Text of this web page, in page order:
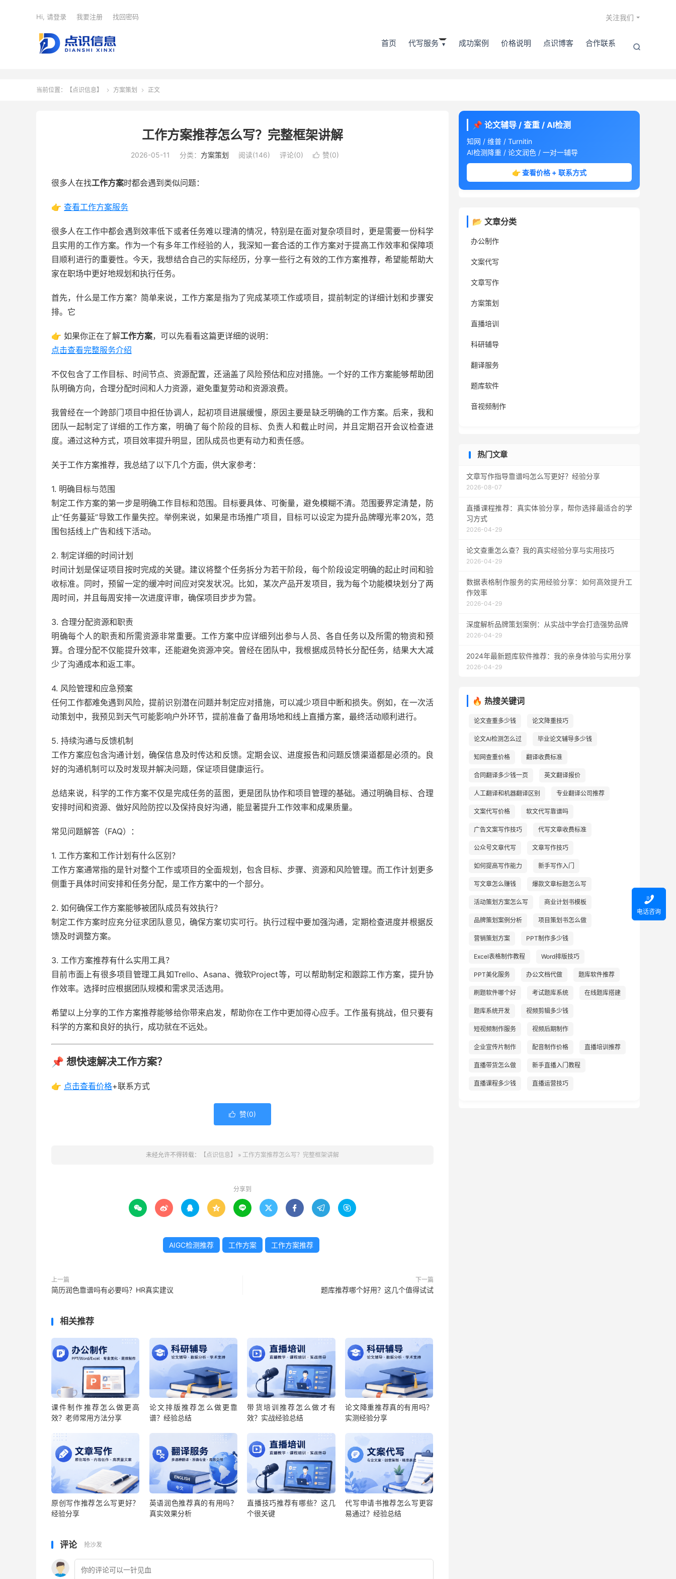
首页 代写服务 成功案例 价格说明 点识博客 合作联系 
关注我们
Hi, 请登录 我要注册 找回密码
当前位置： 【点识信息】  方案策划  正文
工作方案推荐怎么写？完整框架讲解
2026-05-11 分类： 方案策划 阅读(146) 评论(0)  赞(0)
很多人在找工作方案时都会遇到类似问题：
👉 查看工作方案服务
很多人在工作中都会遇到效率低下或者任务难以理清的情况，特别是在面对复杂项目时，更是需要一份科学
且实用的工作方案。作为一个有多年工作经验的人，我深知一套合适的工作方案对于提高工作效率和保障项
目顺利进行的重要性。今天，我想结合自己的实际经历，分享一些行之有效的工作方案推荐，希望能帮助大
家在职场中更好地规划和执行任务。
首先，什么是工作方案？简单来说，工作方案是指为了完成某项工作或项目，提前制定的详细计划和步骤安
排。它
👉 如果你正在了解工作方案，可以先看看这篇更详细的说明：
点击查看完整服务介绍
不仅包含了工作目标、时间节点、资源配置，还涵盖了风险预估和应对措施。一个好的工作方案能够帮助团
队明确方向，合理分配时间和人力资源，避免重复劳动和资源浪费。
我曾经在一个跨部门项目中担任协调人，起初项目进展缓慢，原因主要是缺乏明确的工作方案。后来，我和
团队一起制定了详细的工作方案，明确了每个阶段的目标、负责人和截止时间，并且定期召开会议检查进
度。通过这种方式，项目效率提升明显，团队成员也更有动力和责任感。
关于工作方案推荐，我总结了以下几个方面，供大家参考：
1. 明确目标与范围
制定工作方案的第一步是明确工作目标和范围。目标要具体、可衡量，避免模糊不清。范围要界定清楚，防
止“任务蔓延”导致工作量失控。举例来说，如果是市场推广项目，目标可以设定为提升品牌曝光率20%，范
围包括线上广告和线下活动。
2. 制定详细的时间计划
时间计划是保证项目按时完成的关键。建议将整个任务拆分为若干阶段，每个阶段设定明确的起止时间和验
收标准。同时，预留一定的缓冲时间应对突发状况。比如，某次产品开发项目，我为每个功能模块划分了两
周时间，并且每周安排一次进度评审，确保项目步步为营。
3. 合理分配资源和职责
明确每个人的职责和所需资源非常重要。工作方案中应详细列出参与人员、各自任务以及所需的物资和预
算。合理分配不仅能提升效率，还能避免资源冲突。曾经在团队中，我根据成员特长分配任务，结果大大减
少了沟通成本和返工率。
4. 风险管理和应急预案
任何工作都难免遇到风险，提前识别潜在问题并制定应对措施，可以减少项目中断和损失。例如，在一次活
动策划中，我预见到天气可能影响户外环节，提前准备了备用场地和线上直播方案，最终活动顺利进行。
5. 持续沟通与反馈机制
工作方案应包含沟通计划，确保信息及时传达和反馈。定期会议、进度报告和问题反馈渠道都是必须的。良
好的沟通机制可以及时发现并解决问题，保证项目健康运行。
总结来说，科学的工作方案不仅是完成任务的蓝图，更是团队协作和项目管理的基础。通过明确目标、合理
安排时间和资源、做好风险防控以及保持良好沟通，能显著提升工作效率和成果质量。
常见问题解答（FAQ）：
1. 工作方案和工作计划有什么区别？
工作方案通常指的是针对整个工作或项目的全面规划，包含目标、步骤、资源和风险管理。而工作计划更多
侧重于具体时间安排和任务分配，是工作方案中的一个部分。
2. 如何确保工作方案能够被团队成员有效执行？
制定工作方案时应充分征求团队意见，确保方案切实可行。执行过程中要加强沟通，定期检查进度并根据反
馈及时调整方案。
3. 工作方案推荐有什么实用工具？
目前市面上有很多项目管理工具如Trello、Asana、微软Project等，可以帮助制定和跟踪工作方案，提升协
作效率。选择时应根据团队规模和需求灵活选用。
希望以上分享的工作方案推荐能够给你带来启发，帮助你在工作中更加得心应手。工作虽有挑战，但只要有
科学的方案和良好的执行，成功就在不远处。
📌 想快速解决工作方案？
👉 点击查看价格+联系方式
 赞(0)
未经允许不得转载： 【点识信息】 » 工作方案推荐怎么写？完整框架讲解
分享到
        
AIGC检测推荐 工作方案 工作方案推荐
上一篇
简历润色靠谱吗有必要吗？HR真实建议
下一篇
题库推荐哪个好用？这几个值得试试
相关推荐
课件制作推荐怎么做更高
效？老师常用方法分享
论文排版推荐怎么做更靠
谱？经验总结
带货培训推荐怎么做才有
效？实战经验总结
论文降重推荐真的有用吗？
实测经验分享
原创写作推荐怎么写更好？
经验分享
英语润色推荐真的有用吗？
真实效果分析
直播技巧推荐有哪些？这几
个很关键
代写申请书推荐怎么写更容
易通过？经验总结
评论 抢沙发
📌 论文辅导 / 查重 / AI检测
知网 / 维普 / Turnitin
AI检测降重 / 论文润色 / 一对一辅导
👉 查看价格 + 联系方式
📂 文章分类
办公制作
文案代写
文章写作
方案策划
直播培训
科研辅导
翻译服务
题库软件
音视频制作
热门文章
文章写作指导靠谱吗怎么写更好？经验分享
2026-08-07
直播课程推荐：真实体验分享，帮你选择最适合的学
习方式
2026-04-29
论文查重怎么查？我的真实经验分享与实用技巧
2026-04-29
数据表格制作服务的实用经验分享：如何高效提升工
作效率
2026-04-29
深度解析品牌策划案例：从实战中学会打造强势品牌
2026-04-29
2024年最新题库软件推荐：我的亲身体验与实用分享
2026-04-29
🔥 热搜关键词
论文查重多少钱 论文降重技巧
论文AI检测怎么过 毕业论文辅导多少钱
知网查重价格 翻译收费标准
合同翻译多少钱一页 英文翻译报价
人工翻译和机器翻译区别 专业翻译公司推荐
文案代写价格 软文代写靠谱吗
广告文案写作技巧 代写文章收费标准
公众号文章代写 文章写作技巧
如何提高写作能力 新手写作入门
写文章怎么赚钱 爆款文章标题怎么写
活动策划方案怎么写 商业计划书模板
品牌策划案例分析 项目策划书怎么做
营销策划方案 PPT制作多少钱
Excel表格制作教程 Word排版技巧
PPT美化服务 办公文档代做 题库软件推荐
刷题软件哪个好 考试题库系统 在线题库搭建
题库系统开发 视频剪辑多少钱
短视频制作服务 视频后期制作
企业宣传片制作 配音制作价格 直播培训推荐
直播带货怎么做 新手直播入门教程
直播课程多少钱 直播运营技巧

电话咨询